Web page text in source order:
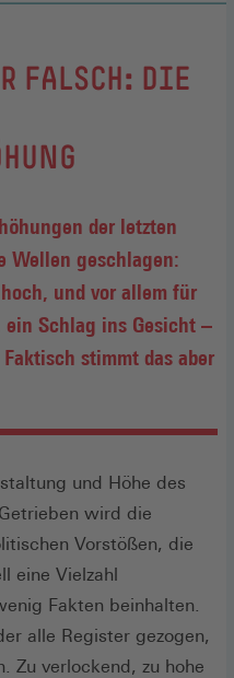
FALSCH: DIE
der letzten
Wellen geschlagen:
und vor allem für
Schlag ins Gesicht –
stimmt das aber
und Höhe des
wird die
Vorstößen, die
eine Vielzahl
Fakten beinhalten.
alle Register gezogen,
Zu verlockend, zu hohe